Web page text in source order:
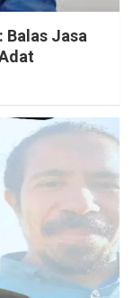
Jasa